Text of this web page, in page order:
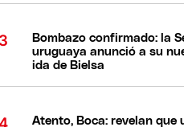
Bombazo confirmado: la
uruguaya anunció a su
ida de Bielsa
Atento, Boca: revelan que